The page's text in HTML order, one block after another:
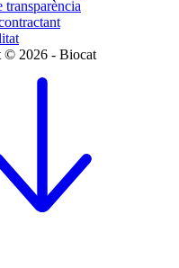
transparència
© 2026 - Biocat